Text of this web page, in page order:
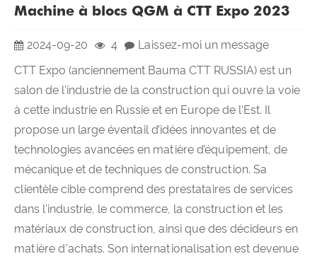
Machine à blocs QGM à CTT Expo 2023
2024-09-20 4
Laissez-moi un message
CTT Expo (anciennement Bauma CTT RUSSIA) est un
salon de l'industrie de la construction qui ouvre la voie
à cette industrie en Russie et en Europe de l'Est. Il
propose un large éventail d’idées innovantes et de
technologies avancées en matière d’équipement, de
mécanique et de techniques de construction. Sa
clientèle cible comprend des prestataires de services
dans l'industrie, le commerce, la construction et les
matériaux de construction, ainsi que des décideurs en
matière d'achats. Son internationalisation est devenue